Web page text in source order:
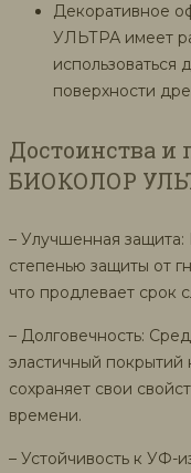
Декоративное
УЛЬТРА имеет
использоваться
поверхности
Достоинства
БИОКОЛОР
– Улучшенная
степенью защиты от
что продлевает срок
– Долговечность:
эластичный покрытий
сохраняет свои
времени.
– Устойчивость к